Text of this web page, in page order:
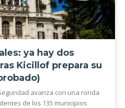
ya hay dos
Kicillof prepara su
avanza con una ronda
de los 135 municipios